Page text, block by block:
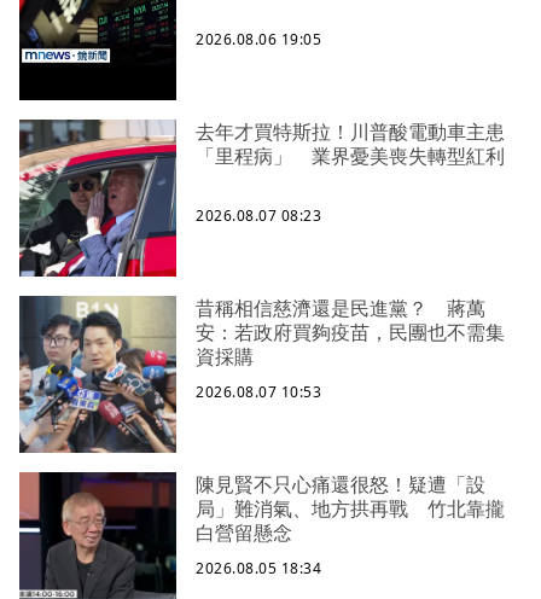
2026.08.06 19:05
去年才買特斯拉！川普酸電動車主患
「里程病」 業界憂美喪失轉型紅利
2026.08.07 08:23
昔稱相信慈濟還是民進黨？ 蔣萬
安：若政府買夠疫苗，民團也不需集
資採購
2026.08.07 10:53
陳見賢不只心痛還很怒！疑遭「設
局」難消氣、地方拱再戰 竹北靠攏
白營留懸念
2026.08.05 18:34